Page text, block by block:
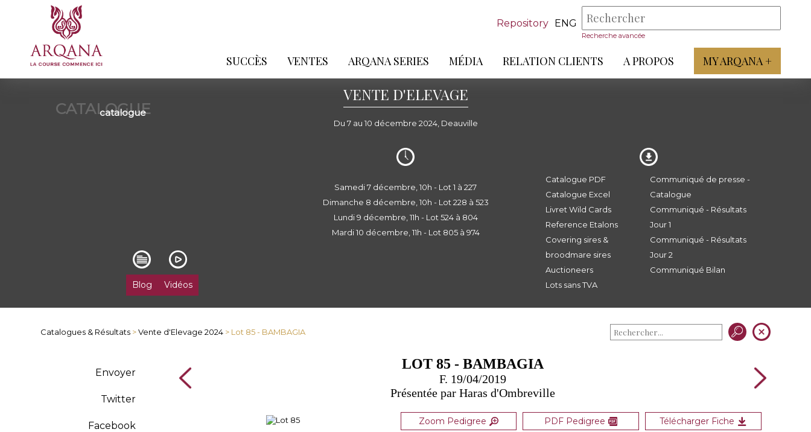
Repository ENG
Recherche avancée
SUCCÈS VENTES ARQANA SERIES MÉDIA RELATION CLIENTS A PROPOS MY ARQANA +
CATALOGUE
catalogue
VENTE D'ELEVAGE
Du 7 au 10 décembre 2024, Deauville
Blog Vidéos
Samedi 7 décembre, 10h - Lot 1 à 227
Dimanche 8 décembre, 10h - Lot 228 à 523
Lundi 9 décembre, 11h - Lot 524 à 804
Mardi 10 décembre, 11h - Lot 805 à 974
Catalogue PDF
Catalogue Excel
Livret Wild Cards
Reference Etalons
Covering sires &
broodmare sires
Auctioneers
Lots sans TVA
Communiqué de presse -
Catalogue
Communiqué - Résultats
Jour 1
Communiqué - Résultats
Jour 2
Communiqué Bilan
Catalogues & Résultats >Vente d'Elevage 2024 > Lot 85 - BAMBAGIA
Envoyer
Twitter
Facebook
LOT 85 - BAMBAGIA
F. 19/04/2019
Présentée par Haras d'Ombreville
Zoom Pedigree PDF Pedigree Télécharger Fiche